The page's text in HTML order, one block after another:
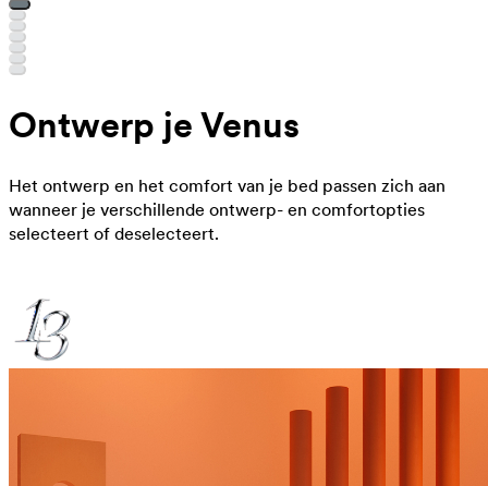
Ontwerp je Venus
Het ontwerp en het comfort van je bed passen zich aan
wanneer je verschillende ontwerp- en comfortopties
selecteert of deselecteert.